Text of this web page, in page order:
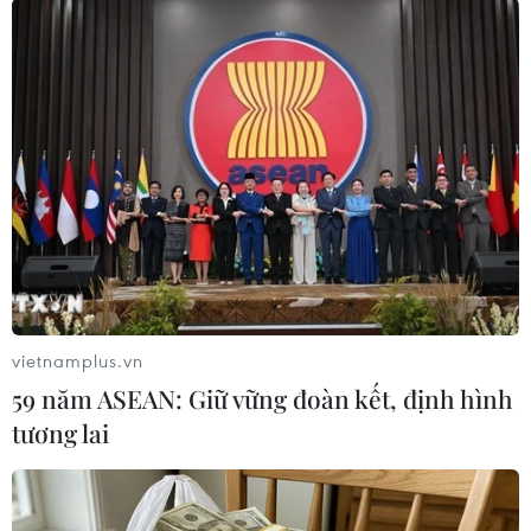
Niềm vui của người hâm mộ Việt Nam khi đội nhà vô địch.
(Ảnh: Minh Quyết/TTXVN)
Cổ động viên Thừa Thiên-Huế xuống đường ăn mừng chiếc huy
chương Vàng SEA Games 30 của đội tuyển bóng đá U22 Việt
Nam. (Ảnh: Hồ Cầu/TTXVN)
Người hâm mộ ăn mừng chiến thắng của đội tuyển Việt Nam
tại thành phố Đồng Xoài, tỉnh Bình Phước. (Ảnh: Dương Chí
Tưởng/TTXVN)
vietnamplus.vn
59 năm ASEAN: Giữ vững đoàn kết, định hình
tương lai